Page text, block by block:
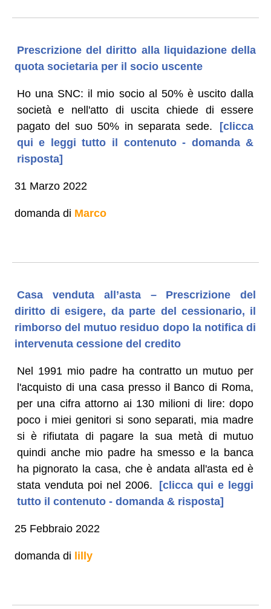
Prescrizione del diritto alla liquidazione della
quota societaria per il socio uscente
Ho una SNC: il mio socio al 50% è uscito dalla
società e nell'atto di uscita chiede di essere
pagato del suo 50% in separata sede.
[clicca
qui e leggi tutto il contenuto - domanda &
risposta]
31 Marzo 2022
domanda di Marco
Casa venduta all’asta – Prescrizione del
diritto di esigere, da parte del cessionario, il
rimborso del mutuo residuo dopo la notifica di
intervenuta cessione del credito
Nel 1991 mio padre ha contratto un mutuo per
l'acquisto di una casa presso il Banco di Roma,
per una cifra attorno ai 130 milioni di lire: dopo
poco i miei genitori si sono separati, mia madre
si è rifiutata di pagare la sua metà di mutuo
quindi anche mio padre ha smesso e la banca
ha pignorato la casa, che è andata all'asta ed è
stata venduta poi nel 2006.
[clicca qui e leggi
tutto il contenuto - domanda & risposta]
25 Febbraio 2022
domanda di lilly